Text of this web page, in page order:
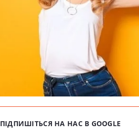
ПІДПИШІТЬСЯ НА НАС В GOOGLE